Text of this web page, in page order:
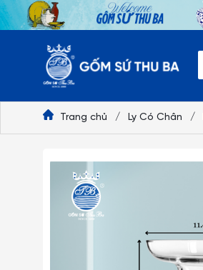
Trang chủ / Ly Có Chân /